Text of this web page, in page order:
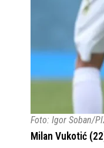
Foto: Igor Soban/
Milan Vukotić